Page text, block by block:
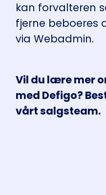
kan forvalteren
fjerne beboeres
via Webadmin.
Vil du lære mer
med Defigo?
vårt salgsteam.